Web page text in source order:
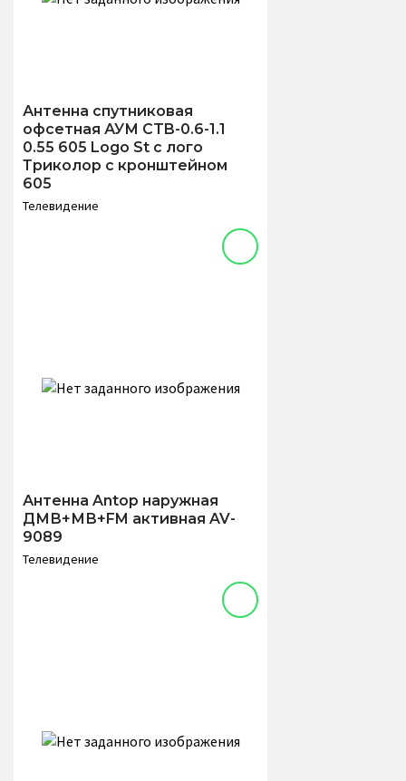
Антенна спутниковая
офсетная АУМ CTB-0.6-1.1
0.55 605 Logo St с лого
Триколор с кронштейном
605
Телевидение
Антенна Antop наружная
ДМВ+МВ+FM активная AV-
9089
Телевидение